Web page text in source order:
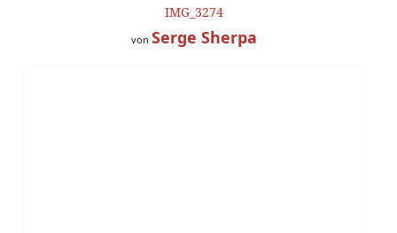
IMG_3274
von Serge Sherpa